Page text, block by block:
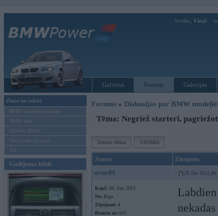
Sveiks, Viesi!
Galvenā Forums Galerijas
Ziņas un raksti
BMW modeļu jaunumi
BMW testi
Mēneša BMW
Sērijveida tūnings
Vel...
Gadījuma bilde
Forums » Diskusijas par BMW
Tēma: Negriež starteri,
Jauna tēma Atbildēt
Autors Ziņojums
artur89 29. Dec 2013,
Kopš: 30. Sep 2013
No: Rīga
Ziņojumi: 4
Braucu ar: e53